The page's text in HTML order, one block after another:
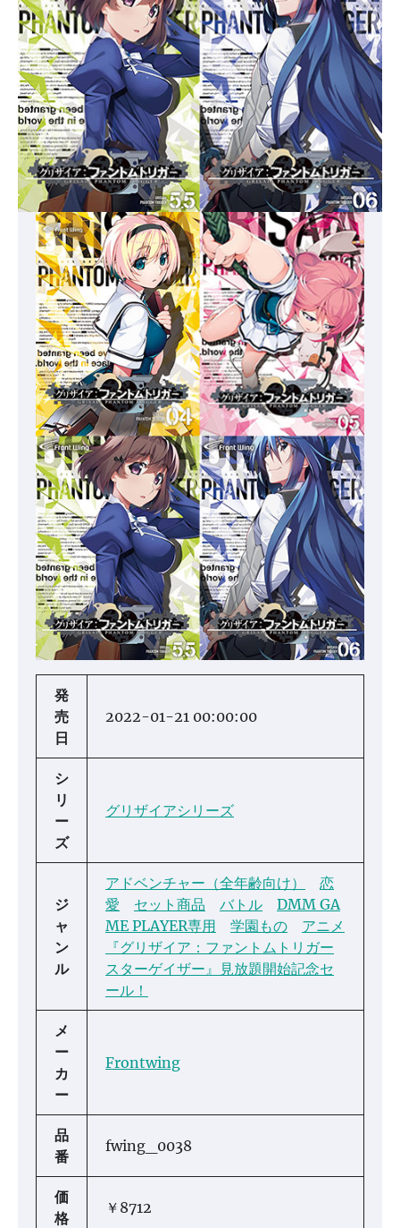
発
売
日
2022-01-21 00:00:00
シ
リ
ー
ズ
グリザイアシリーズ
ジ
ャ
ン
ル
アドベンチャー（全年齢向け）
恋
愛
セット商品 バトル
DMM GA
ME PLAYER専用
学園もの
アニメ
『グリザイア：ファントムトリガー
スターゲイザー』見放題開始記念セ
ール！
メ
ー
カ
ー
Frontwing
品
番
fwing_0038
価
格
￥8712